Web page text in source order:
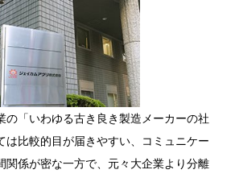
「いわゆる古き良き製造メーカーの社
は比較的目が届きやすい、コミュニケー
関係が密な一方で、元々大企業より分離